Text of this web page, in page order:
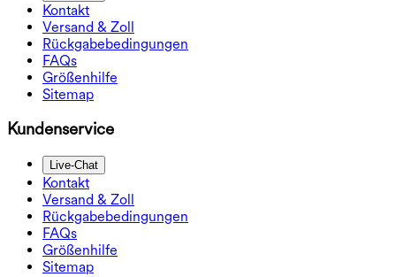
Kontakt
Versand & Zoll
Rückgabebedingungen
FAQs
Größenhilfe
Sitemap
Kundenservice
Live-Chat
Kontakt
Versand & Zoll
Rückgabebedingungen
FAQs
Größenhilfe
Sitemap